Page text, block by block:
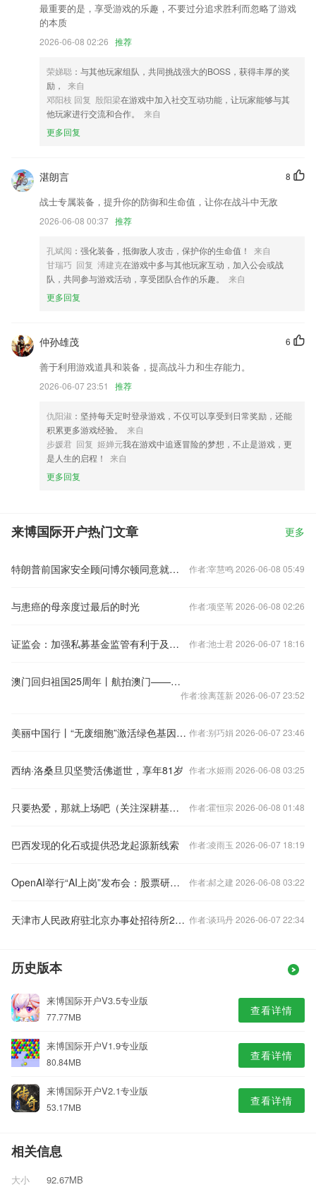
应用商店进行打分评论，说出您的使用经历，以帮助我们更好的对产品进
行优化修改。
新增快速发货
优化产品体验，新增词条审核结果push功能
增加TF卡列表显示；
每天签到不仅可以获得积分还能赢更多抽奖机会，有机会赢取大奖。
支持删除通道下IPC
进行打分评论，说出您的使用经历，以帮助我们更好的对产品进行优化修
改。
最重要的是，享受游戏的乐趣，不要过分追求胜利而忽略了游戏
的本质
2026-06-08 02:26 推荐
荣娣聪 ：与其他玩家组队，共同挑战强大的BOSS，获得丰厚的奖
励，
来自
邓阳枝 回复 殷阳梁在游戏中加入社交互动功能，让玩家能够与其
他玩家进行交流和合作。
来自
更多回复
8
湛朗言
战士专属装备，提升你的防御和生命值，让你在战斗中无敌
2026-06-08 00:37 推荐
孔斌阅 ：强化装备，抵御敌人攻击，保护你的生命值！
来自
甘瑞巧 回复 溥建克在游戏中多与其他玩家互动，加入公会或战
队，共同参与游戏活动，享受团队合作的乐趣。
来自
更多回复
6
仲孙雄茂
善于利用游戏道具和装备，提高战斗力和生存能力。
2026-06-07 23:51 推荐
仇阳淑 ：坚持每天定时登录游戏，不仅可以享受到日常奖励，还能
积累更多游戏经验。
来自
步媛君 回复 姬婵元我在游戏中追逐冒险的梦想，不止是游戏，更
是人生的启程！
来自
更多回复
来博国际开户热门文章 更多
特朗普前国家安全顾问博尔顿同意就私存机密信息认罪 作者:宰慧鸣 2026-06-08 05:49
与患癌的母亲度过最后的时光 作者:项坚苇 2026-06-08 02:26
证监会：加强私募基金监管有利于及时清除害群之马，避免劣币驱逐良币 作者:池士君 2026-06-07 18:16
澳门回归祖国25周年丨航拍澳门——璀璨的南海明珠
作者:徐离莲新 2026-06-07 23:52
美丽中国行丨“无废细胞”激活绿色基因——三亚探索旅游城市可持续发展新路 作者:别巧娟 2026-06-07 23:46
西纳·洛桑旦贝坚赞活佛逝世，享年81岁 作者:水姬雨 2026-06-08 03:25
只要热爱，那就上场吧（关注深耕基层的老教练） 作者:霍恒宗 2026-06-08 01:48
巴西发现的化石或提供恐龙起源新线索 作者:凌雨玉 2026-06-07 18:19
OpenAI举行“AI上岗”发布会：股票研究、投行路演都能干 作者:郝之建 2026-06-08 03:22
天津市人民政府驻北京办事处招待所2026年公开招聘工作人员实施方案 作者:谈玛丹 2026-06-07 22:34
历史版本
来博国际开户V3.5专业版
77.77MB 查看详情
来博国际开户V1.9专业版
80.84MB 查看详情
来博国际开户V2.1专业版
53.17MB 查看详情
相关信息
大小
92.67MB